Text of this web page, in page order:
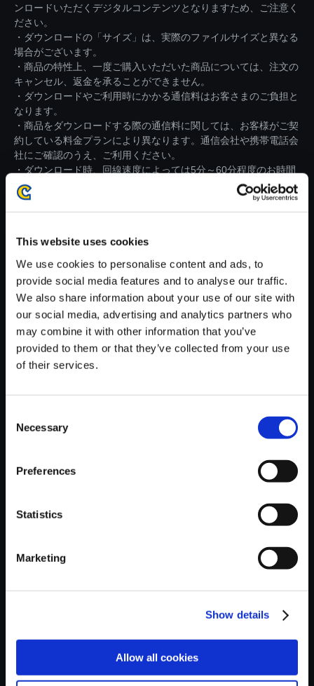
This website uses cookies
We use cookies to personalise content and ads, to
provide social media features and to analyse our traffic.
We also share information about your use of our site with
our social media, advertising and analytics partners who
may combine it with other information that you’ve
provided to them or that they’ve collected from your use
of their services.
Selection
Necessary
Preferences
Statistics
Marketing
Show details
Allow all cookies
ンロードいただくデジタルコンテンツとなりますため、ご注意く
ださい。
・ダウンロードの「サイズ」は、実際のファイルサイズと異なる
場合がございます。
・商品の特性上、一度ご購入いただいた商品については、注文の
キャンセル、返金を承ることができません。
・ダウンロードやご利用時にかかる通信料はお客さまのご負担と
なります。
・商品をダウンロードする際の通信料に関しては、お客様がご契
約している料金プランにより異なります。通信会社や携帯電話会
社にご確認のうえ、ご利用ください。
・ダウンロード時、回線速度によっては5分～60分程度のお時間
がかかる場合がございます。
※ご購入いただいたファイルのダウンロードの際には、通信環境
が安定しているWifi環境でお試しください。
【単曲】ブレス オブ ファイア3
サウンドコレクション 漢羅狂烈
大武会
おすすめ商品